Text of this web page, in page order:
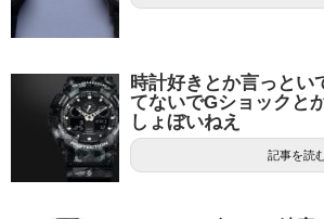
時計好きとか言っとい
てないでGショックと
しょぼいねえ
記事を読